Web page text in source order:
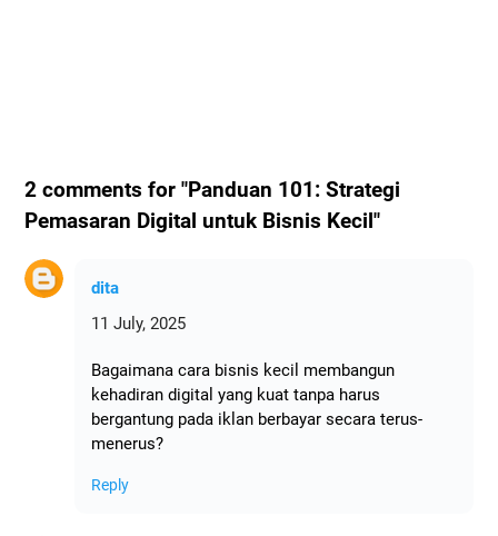
2 comments for "Panduan 101: Strategi
Pemasaran Digital untuk Bisnis Kecil"
dita
11 July, 2025
Bagaimana cara bisnis kecil membangun
kehadiran digital yang kuat tanpa harus
bergantung pada iklan berbayar secara terus-
menerus?
Reply